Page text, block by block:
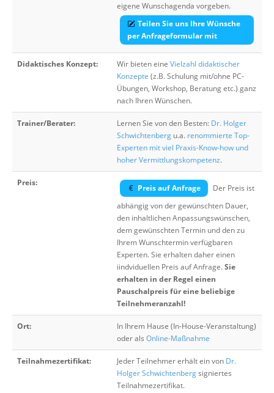
eigene Wunschagenda vorgeben.
Teilen Sie uns Ihre Wünsche
per Anfrageformular mit
Didaktisches Konzept: Wir bieten eine Vielzahl didaktischer
Konzepte (z.B. Schulung mit/ohne PC-
Übungen, Workshop, Beratung etc.) ganz
nach Ihren Wünschen.
Trainer/Berater: Lernen Sie von den Besten: Dr. Holger
Schwichtenberg u.a. renommierte Top-
Experten mit viel Praxis-Know-how und
hoher Vermittlungskompetenz.
Preis:
Preis auf Anfrage
Der Preis ist
abhängig von der gewünschten Dauer,
den inhaltlichen Anpassungswünschen,
dem gewünschten Termin und den zu
Ihrem Wunschtermin verfügbaren
Experten. Sie erhalten daher einen
iindviduellen Preis auf Anfrage.Sie
erhalten in der Regel einen
Pauschalpreis für eine beliebige
Teilnehmeranzahl!
Ort:
In Ihrem Hause (In-House-Veranstaltung)
oder als Online-Maßnahme
Teilnahmezertifikat: Jeder Teilnehmer erhält ein von Dr.
Holger Schwichtenbergsigniertes
Teilnahmezertifikat.